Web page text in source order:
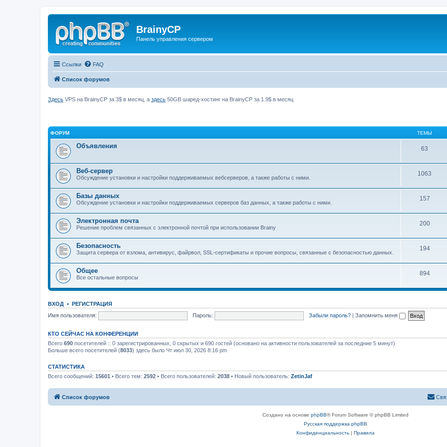
BrainyCP
Панель управления сервером
Ссылки FAQ
Список форумов
Здесь VPS на BrainyCP за 3$ в месяц, а здесь 50GB шаред-хостинг на BrainyCP за 1.9$ в месяц
ФОРУМ ТЕМЫ
Объявления 63
Веб-сервер
Обсуждение установки и настройки поддерживаемых вебсерверов, а также работы с ними.
1063
Базы данных
Обсуждение установки и настройки поддерживаемых серверов баз данных, а также работы с ними.
157
Электронная почта
Решение проблем связанных с электронной почтой при использовании Brainy
200
Безопасность
Защита сервера от взлома, антивирус, файрвол, SSL-сертификаты и прочие вопросы, связанные с безопасностью данных.
194
Общее
Все остальные вопросы
894
ВХОД • РЕГИСТРАЦИЯ
Имя пользователя:
Пароль: Забыли пароль? | Запомнить меня
КТО СЕЙЧАС НА КОНФЕРЕНЦИИ
Всего 690 посетителей :: 0 зарегистрированных, 0 скрытых и 690 гостей (основано на активности пользователей за последние 5 минут)
Больше всего посетителей (8033) здесь было Чт июл 30, 2026 8:16 pm
СТАТИСТИКА
Всего сообщений: 15601 • Всего тем: 2592 • Всего пользователей: 2038 • Новый пользователь: ZetinJaf
Список форумов
Создано на основе phpBB® Forum Software © phpBB Limited
Русская поддержка phpBB
Конфиденциальность| Правила